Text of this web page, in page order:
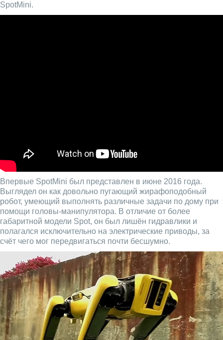
SpotMini.
Впервые SpotMini был представлен в июне 2016 года.
Выглядел он как довольно пугающий жирафоподобный
робот, умеющий выполнять различные задачи по дому при
помощи головы-манипулятора. В отличие от более
габаритной модели Spot, он был лишён гидравлики и
полагался исключительно на электрические приводы, за
счёт чего мог передвигаться почти бесшумно.